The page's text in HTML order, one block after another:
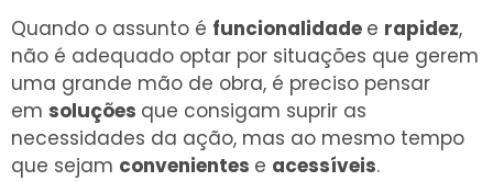
Quando o assunto é funcionalidade e rapidez,
não é adequado optar por situações que gerem
uma grande mão de obra, é preciso pensar
em soluções que consigam suprir as
necessidades da ação, mas ao mesmo tempo
que sejam convenientes e acessíveis.